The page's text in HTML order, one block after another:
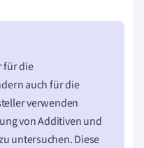
für die
auch für die
verwenden
von Additiven und
untersuchen. Diese